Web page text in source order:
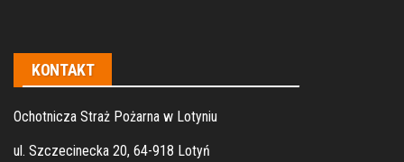
KONTAKT
Ochotnicza Straż Pożarna w Lotyniu
ul. Szczecinecka 20, 64-918 Lotyń